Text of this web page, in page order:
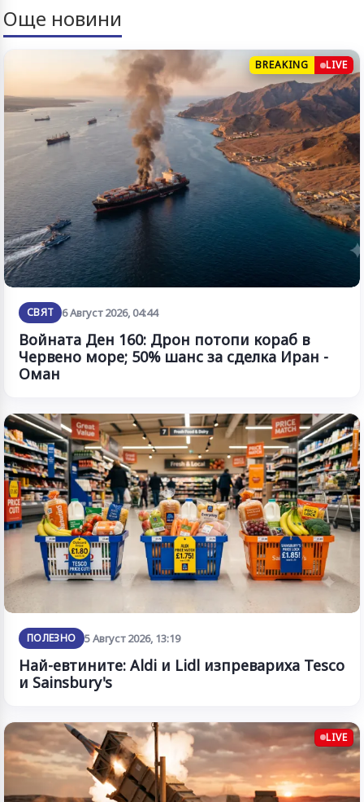
Още новини
BREAKING LIVE
СВЯТ 6 Август 2026, 04:44
Войната Ден 160: Дрон потопи кораб в
Червено море; 50% шанс за сделка Иран -
Оман
ПОЛЕЗНО 5 Август 2026, 13:19
Най-евтините: Aldi и Lidl изпревариха Tesco
и Sainsbury's
LIVE